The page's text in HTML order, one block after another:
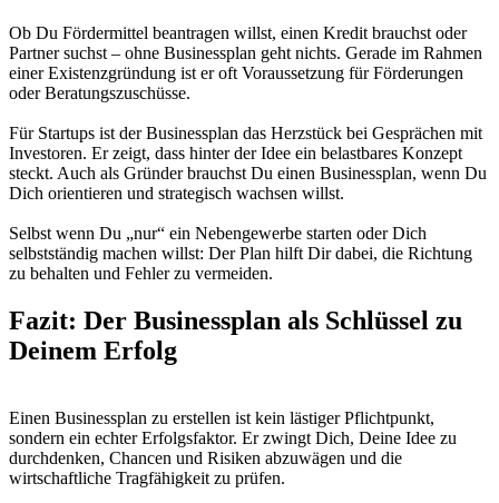
Ob Du Fördermittel beantragen willst, einen Kredit brauchst oder
Partner suchst – ohne Businessplan geht nichts. Gerade im Rahmen
einer Existenzgründung ist er oft Voraussetzung für Förderungen
oder Beratungszuschüsse.
Für Startups ist der Businessplan das Herzstück bei Gesprächen mit
Investoren. Er zeigt, dass hinter der Idee ein belastbares Konzept
steckt. Auch als Gründer brauchst Du einen Businessplan, wenn Du
Dich orientieren und strategisch wachsen willst.
Selbst wenn Du „nur“ ein Nebengewerbe starten oder Dich
selbstständig machen willst: Der Plan hilft Dir dabei, die Richtung
zu behalten und Fehler zu vermeiden.
Fazit: Der Businessplan als Schlüssel zu
Deinem Erfolg
Einen Businessplan zu erstellen ist kein lästiger Pflichtpunkt,
sondern ein echter Erfolgsfaktor. Er zwingt Dich, Deine Idee zu
durchdenken, Chancen und Risiken abzuwägen und die
wirtschaftliche Tragfähigkeit zu prüfen.